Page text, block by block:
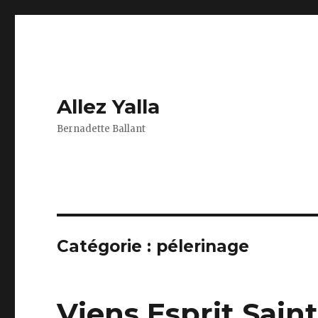
Allez Yalla
Bernadette Ballant
Catégorie : pélerinage